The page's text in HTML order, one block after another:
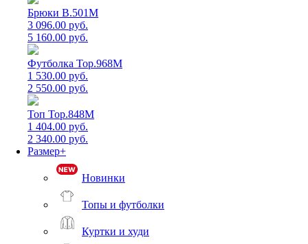
Брюки B.501M
3 096.00 руб.
5 160.00 руб.
Футболка Top.968M
1 530.00 руб.
2 550.00 руб.
Топ Top.848M
1 404.00 руб.
2 340.00 руб.
Размер+
Новинки
Топы и футболки
Куртки и худи